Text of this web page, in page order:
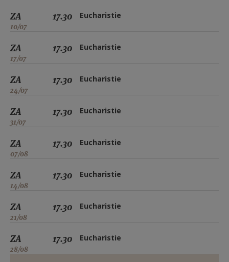
ZA
10/07
17.30 Eucharistie
ZA
17/07
17.30 Eucharistie
ZA
24/07
17.30 Eucharistie
ZA
31/07
17.30 Eucharistie
ZA
07/08
17.30 Eucharistie
ZA
14/08
17.30 Eucharistie
ZA
21/08
17.30 Eucharistie
ZA
28/08
17.30 Eucharistie